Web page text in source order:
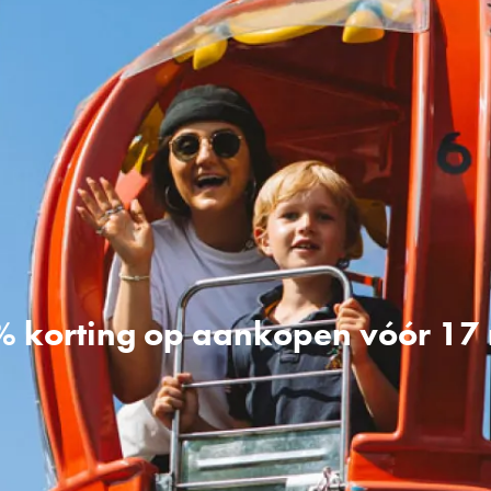
korting op aankopen vóór 17